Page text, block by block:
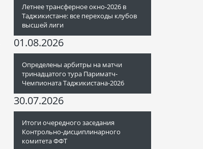
Летнее трансферное окно-2026 в
Таджикистане: все переходы клубов
высшей лиги
01.08.2026
Определены арбитры на матчи
тринадцатого тура Париматч-
Чемпионата Таджикистана-2026
30.07.2026
Итоги очередного заседания
Контрольно-дисциплинарного
комитета ФФТ